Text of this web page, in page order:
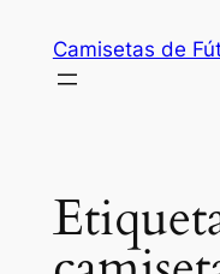
contenido
Camisetas de